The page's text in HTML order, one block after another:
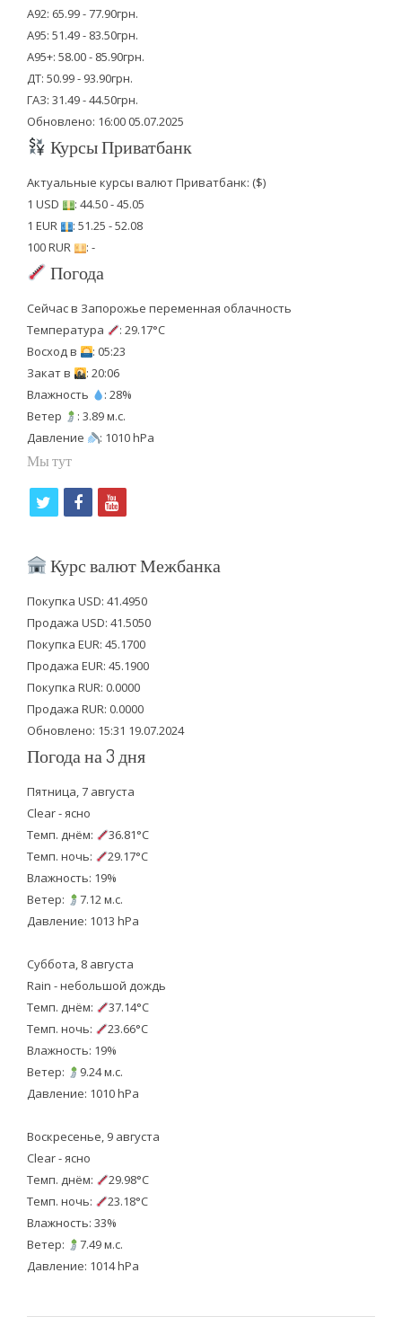
А92: 65.99 - 77.90грн.
А95: 51.49 - 83.50грн.
А95+: 58.00 - 85.90грн.
ДТ: 50.99 - 93.90грн.
ГАЗ: 31.49 - 44.50грн.
Обновлено: 16:00 05.07.2025
Курсы Приватбанк
Актуальные курсы валют Приватбанк: ($)
1 USD
: 44.50 - 45.05
1 EUR
: 51.25 - 52.08
100 RUR
: -
Погода
Сейчас в Запорожье переменная облачность
Температура
: 29.17°C
Восход в
: 05:23
Закат в
: 20:06
Влажность
: 28%
Ветер
: 3.89 м.с.
Давление
: 1010 hPa
Мы тут
i
t
e
r
f
c
b
o
o
k
y
u
u
b
e
Курс валют Межбанка
Покупка USD: 41.4950
Продажа USD: 41.5050
Покупка EUR: 45.1700
Продажа EUR: 45.1900
Покупка RUR: 0.0000
Продажа RUR: 0.0000
Обновлено: 15:31 19.07.2024
Погода на 3 дня
Пятница, 7 августа
Clear - ясно
Темп. днём:
36.81°C
Темп. ночь:
29.17°C
Влажность: 19%
Ветер:
7.12 м.с.
Давление: 1013 hPa
Суббота, 8 августа
Rain - небольшой дождь
Темп. днём:
37.14°C
Темп. ночь:
23.66°C
Влажность: 19%
Ветер:
9.24 м.с.
Давление: 1010 hPa
Воскресенье, 9 августа
Clear - ясно
Темп. днём:
29.98°C
Темп. ночь:
23.18°C
Влажность: 33%
Ветер:
7.49 м.с.
Давление: 1014 hPa